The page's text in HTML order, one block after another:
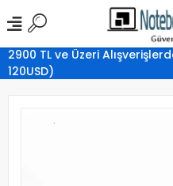
2900 TL ve Üzeri
120USD)